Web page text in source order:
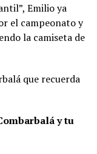
Emilio ya
el campeonato y
la camiseta de
que recuerda
y tu